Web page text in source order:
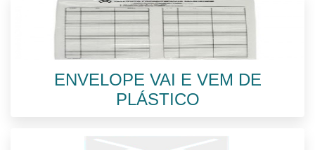
ENVELOPE VAI E VEM DE
PLÁSTICO